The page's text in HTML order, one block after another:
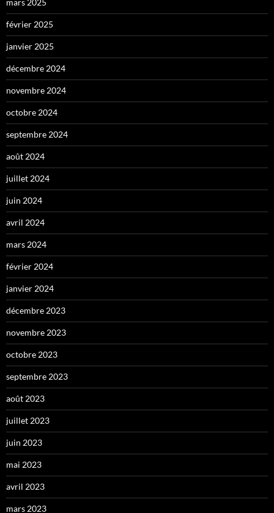
février 2025
janvier 2025
décembre 2024
novembre 2024
octobre 2024
septembre 2024
août 2024
juillet 2024
juin 2024
avril 2024
mars 2024
février 2024
janvier 2024
décembre 2023
novembre 2023
octobre 2023
septembre 2023
août 2023
juillet 2023
juin 2023
mai 2023
avril 2023
mars 2023